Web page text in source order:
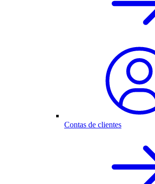
Contas de clientes